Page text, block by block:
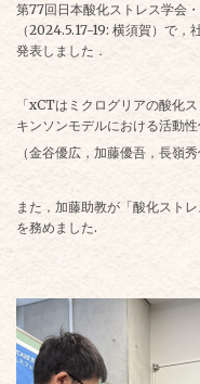
第77回日本酸化ストレス学会
（2024.5.17-19: 横須賀）で
発表しました．
「xCTはミクログリアの酸化
キンソンモデルにおける活動性
（金谷優広，加藤優吾，長嶺
また，加藤助教が「酸化スト
を務めました.